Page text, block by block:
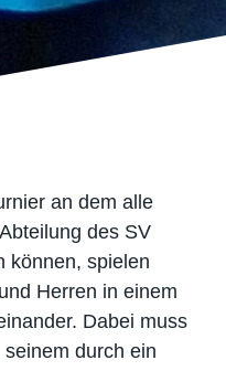
an dem alle
des SV
können, spielen
Herren in einem
Dabei muss
durch ein